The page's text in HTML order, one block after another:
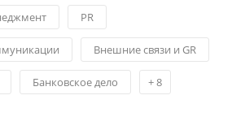
PR
Внешние связи и GR
Банковское дело +8